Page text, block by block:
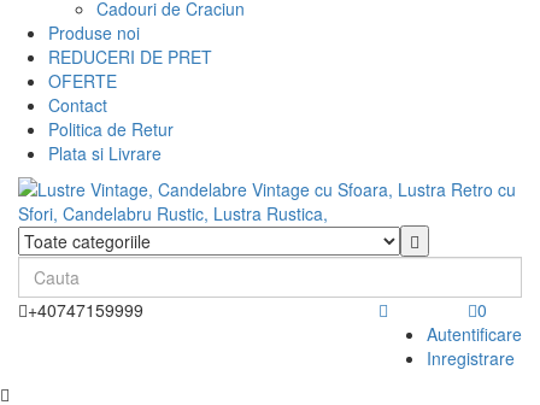
Cadouri de Craciun
Produse noi
REDUCERI DE PRET
OFERTE
Contact
Politica de Retur
Plata si Livrare
+40747159999
Autentificare
Inregistrare
0